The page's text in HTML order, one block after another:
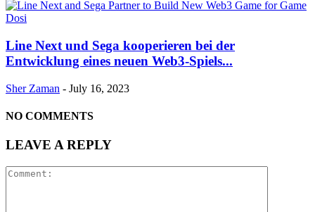
Line Next und Sega kooperieren bei der
Entwicklung eines neuen Web3-Spiels...
Sher Zaman - July 16, 2023
NO COMMENTS
LEAVE A REPLY